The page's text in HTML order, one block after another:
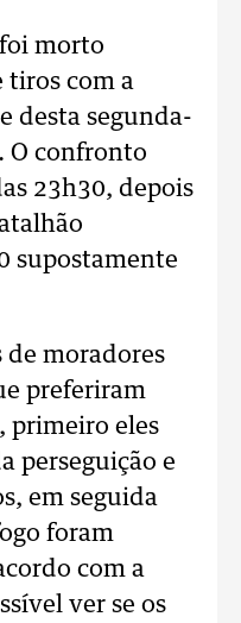
morto
tiros com a
desta segunda-
O confronto
23h30, depois
supostamente
de moradores
preferiram
primeiro eles
perseguição e
em seguida
foram
com a
ver se os